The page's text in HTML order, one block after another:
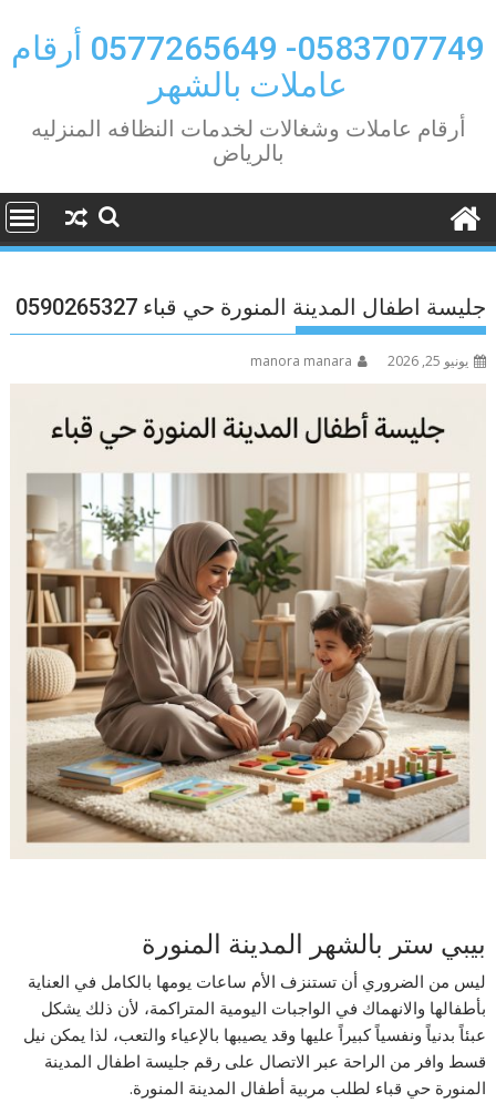
to
content
0583707749- 0577265649 أرقام
عاملات بالشهر
أرقام عاملات وشغالات لخدمات النظافه المنزليه
بالرياض
جليسة اطفال المدينة المنورة حي قباء 0590265327
يونيو 25, 2026 manora manara
بيبي ستر بالشهر المدينة المنورة
ليس من الضروري أن تستنزف الأم ساعات يومها بالكامل في العناية
بأطفالها والانهماك في الواجبات اليومية المتراكمة، لأن ذلك يشكل
عبئاً بدنياً ونفسياً كبيراً عليها وقد يصيبها بالإعياء والتعب، لذا يمكن نيل
قسط وافر من الراحة عبر الاتصال على رقم جليسة اطفال المدينة
المنورة حي قباء لطلب مربية أطفال المدينة المنورة.